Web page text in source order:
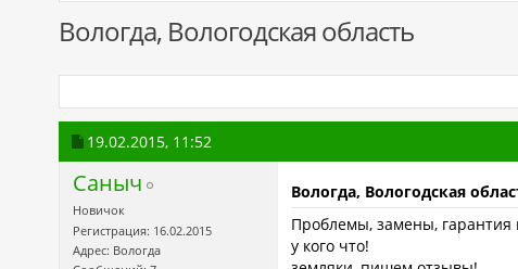
Вологда, Вологодская область
19.02.2015, 11:52
Саныч
Новичок
Регистрация: 16.02.2015
Адрес: Вологда
Вологда, Вологодская
Проблемы, замены, гарантия
у кого что!